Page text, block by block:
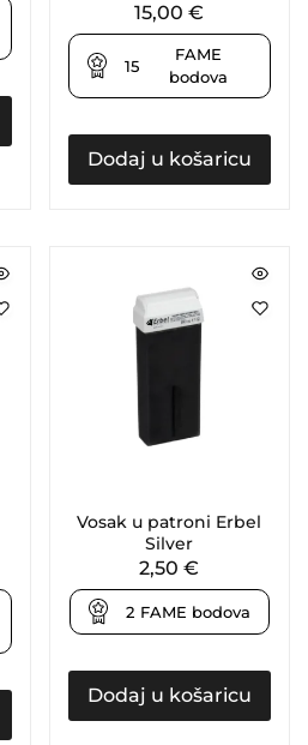
15,00€
15
FAME
bodova
Dodaj u košaricu
Vosak u patroni Erbel
Silver
2,50€
2 FAME bodova
Dodaj u košaricu